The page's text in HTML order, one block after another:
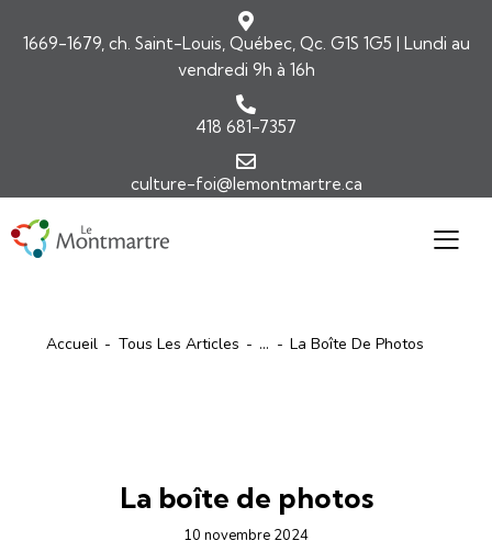
1669-1679, ch. Saint-Louis, Québec, Qc. G1S 1G5 | Lundi au
vendredi 9h à 16h
418 681-7357
culture-foi@lemontmartre.ca
Accueil Tous Les Articles ... La Boîte De Photos
La boîte de photos
10 novembre 2024